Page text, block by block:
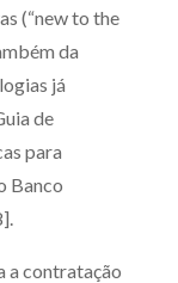
(“new to the
da
já
de
para
Banco
a contratação